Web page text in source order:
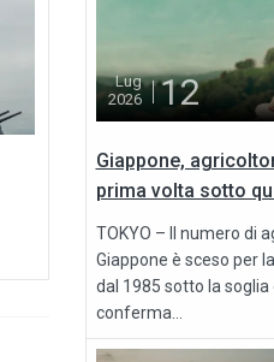
Lug
2026
12
Giappone,
prima volta sotto
TOKYO – Il numero di
Giappone è sceso per
dal 1985 sotto la soglia
conferma...